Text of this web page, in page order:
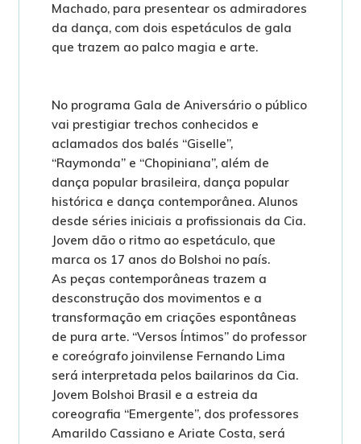
Machado, para presentear os admiradores
da dança, com dois espetáculos de gala
que trazem ao palco magia e arte.
No programa Gala de Aniversário o público
vai prestigiar trechos conhecidos e
aclamados dos balés “Giselle”,
“Raymonda” e “Chopiniana”, além de
dança popular brasileira, dança popular
histórica e dança contemporânea. Alunos
desde séries iniciais a profissionais da Cia.
Jovem dão o ritmo ao espetáculo, que
marca os 17 anos do Bolshoi no país.
As peças contemporâneas trazem a
desconstrução dos movimentos e a
transformação em criações espontâneas
de pura arte. “Versos Íntimos” do professor
e coreógrafo joinvilense Fernando Lima
será interpretada pelos bailarinos da Cia.
Jovem Bolshoi Brasil e a estreia da
coreografia “Emergente”, dos professores
Amarildo Cassiano e Ariate Costa, será